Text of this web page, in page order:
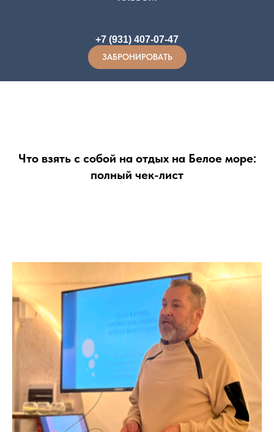
+7 (931) 407-07-47
ЗАБРОНИРОВАТЬ
Что взять с собой на отдых на Белое море:
полный чек-лист